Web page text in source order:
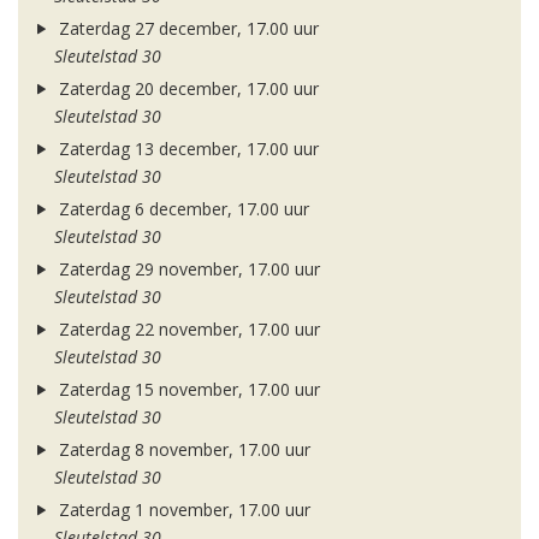
Zaterdag 27 december, 17.00 uur
Sleutelstad 30
Zaterdag 20 december, 17.00 uur
Sleutelstad 30
Zaterdag 13 december, 17.00 uur
Sleutelstad 30
Zaterdag 6 december, 17.00 uur
Sleutelstad 30
Zaterdag 29 november, 17.00 uur
Sleutelstad 30
Zaterdag 22 november, 17.00 uur
Sleutelstad 30
Zaterdag 15 november, 17.00 uur
Sleutelstad 30
Zaterdag 8 november, 17.00 uur
Sleutelstad 30
Zaterdag 1 november, 17.00 uur